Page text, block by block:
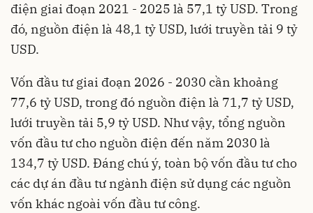
điện giai đoạn 2021 - 2025 là 57,1 tỷ USD. Trong
đó, nguồn điện là 48,1 tỷ USD, lưới truyền tải 9 tỷ
USD.
Vốn đầu tư giai đoạn 2026 - 2030 cần khoảng
77,6 tỷ USD, trong đó nguồn điện là 71,7 tỷ USD,
lưới truyền tải 5,9 tỷ USD. Như vậy, tổng nguồn
vốn đầu tư cho nguồn điện đến năm 2030 là
134,7 tỷ USD. Đáng chú ý, toàn bộ vốn đầu tư cho
các dự án đầu tư ngành điện sử dụng các nguồn
vốn khác ngoài vốn đầu tư công.